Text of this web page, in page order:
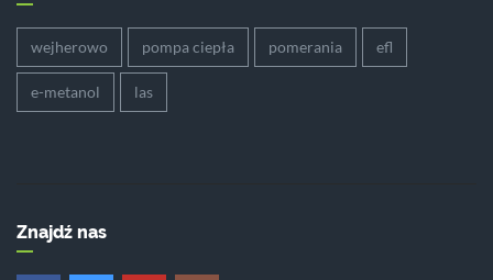
wejherowo pompa ciepła pomerania efl
e-metanol las
Znajdź nas